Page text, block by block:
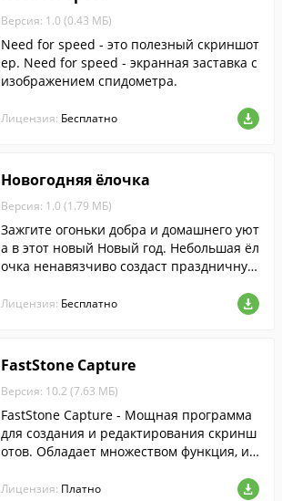
Версия: 1.0 (0.43 МБ)
Need for speed - это полезный скриншот
ер. Need for speed - экранная заставка с
изображением спидометра.
Лицензия: Бесплатно
Новогодняя ёлочка
Версия: 1.0 (1.79 МБ)
Зажгите огоньки добра и домашнего уют
а в этот новый Новый год. Небольшая ёл
очка ненавязчиво создаст праздничную
приближающихся торжествах.
Лицензия: Бесплатно
FastStone Capture
Версия: 10.2 (7.63 МБ)
FastStone Capture - Мощная программа
для создания и редактирования скринш
отов. Обладает множеством функция, и к
сывать видео со звуком....
Лицензия: Платно